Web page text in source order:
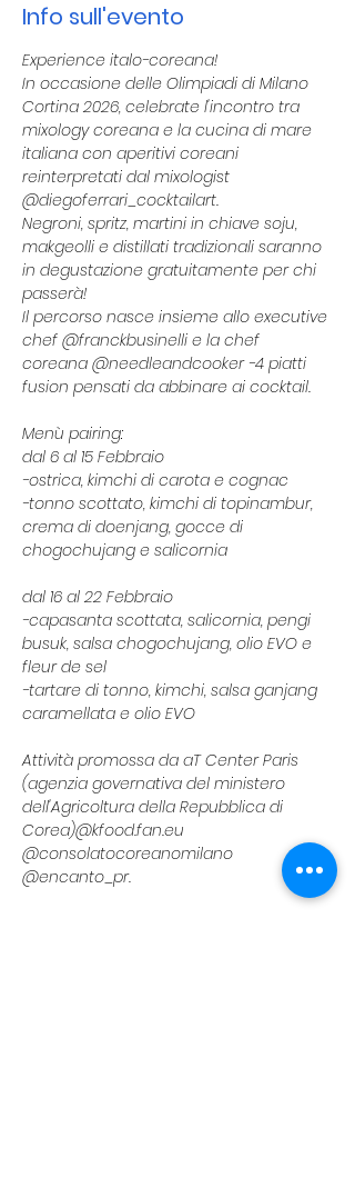
Info sull'evento
Experience italo-coreana!
In occasione delle Olimpiadi di Milano
Cortina 2026, celebrate l'incontro tra
mixology coreana e la cucina di mare
italiana con aperitivi coreani
reinterpretati dal mixologist
@diegoferrari_cocktailart.
Negroni, spritz, martini in chiave soju,
makgeolli e distillati tradizionali saranno
in degustazione gratuitamente per chi
passerà!
Il percorso nasce insieme allo executive
chef @franckbusinelli e la chef
coreana @needleandcooker -4 piatti
fusion pensati da abbinare ai cocktail.
Menù pairing:
dal 6 al 15 Febbraio
-ostrica, kimchi di carota e cognac
-tonno scottato, kimchi di topinambur,
crema di doenjang, gocce di
chogochujang e salicornia
dal 16 al 22 Febbraio
-capasanta scottata, salicornia, pengi
busuk, salsa chogochujang, olio EVO e
fleur de sel
-tartare di tonno, kimchi, salsa ganjang
caramellata e olio EVO
Attività promossa da aT Center Paris
(agenzia governativa del ministero
dell'Agricoltura della Repubblica di
Corea)@kfood.fan.eu
@consolatocoreanomilano
@encanto_pr.